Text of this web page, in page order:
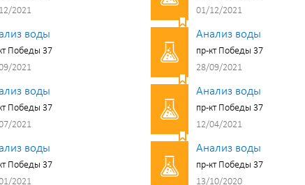
2021
01/12/2021
воды
Победы 37
2021
Анализ воды
пр-кт Победы 37
28/09/2021
воды
Победы 37
2021
Анализ воды
пр-кт Победы 37
12/04/2021
воды
Победы 37
2021
Анализ воды
пр-кт Победы 37
13/10/2020